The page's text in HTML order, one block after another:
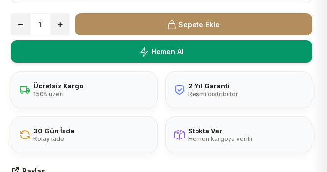
Sepete Ekle
Hemen Al
Ücretsiz Kargo
150₺ üzeri
2 Yıl Garanti
Resmi distribütör
30 Gün İade
Kolay iade
Stokta Var
Hemen kargoya verilir